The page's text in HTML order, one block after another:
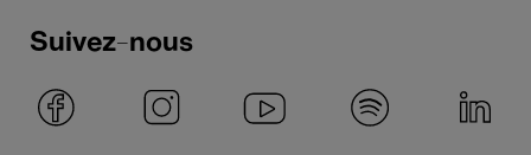
Suivez-nous